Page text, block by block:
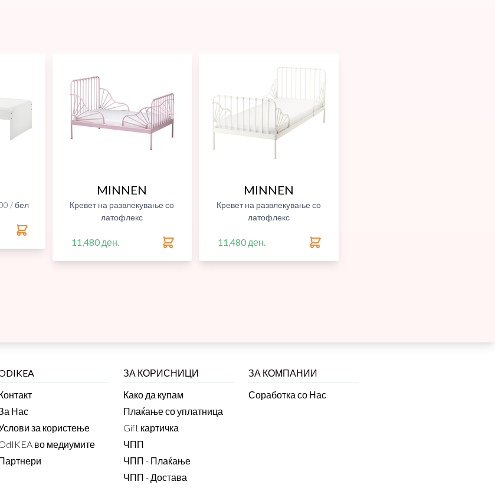
/ бел
MINNEN
Кревет на развлекување со
латофлекс
11,480 ден.
MINNEN
Кревет на развлекување со
латофлекс
11,480 ден.
Нас
за користење
во медиумите
ЗА КОРИСНИЦИ
Како да купам
Плаќање со уплатница
Gift картичка
ЧПП
ЧПП - Плаќање
ЧПП - Достава
ЗА КОМПАНИИ
Соработка со Нас